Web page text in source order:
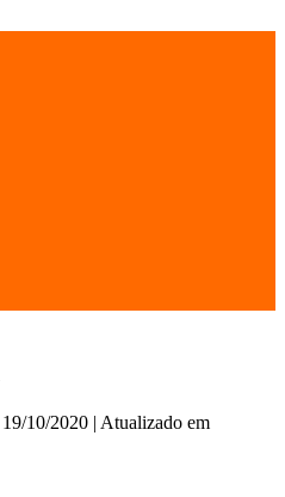
19/10/2020 | Atualizado em